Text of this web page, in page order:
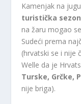
Kamenjak na
turistička
na žaru mogao
Sudeći prema
(hrvatski se i nije
Welle da je
Turske, Grčke,
nije briga).